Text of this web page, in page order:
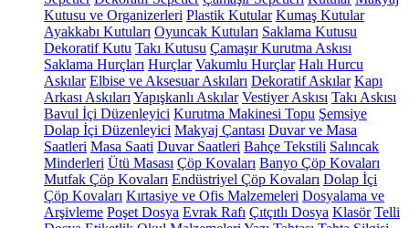
Kutusu ve Organizerleri Plastik Kutular Kumaş Kutular
Ayakkabı Kutuları Oyuncak Kutuları Saklama Kutusu
Dekoratif Kutu Takı Kutusu Çamaşır Kurutma Askısı
Saklama Hurçları Hurçlar Vakumlu Hurçlar Halı Hurcu
Askılar Elbise ve Aksesuar Askıları Dekoratif Askılar Kapı
Arkası Askıları Yapışkanlı Askılar Vestiyer Askısı Takı Askısı
Bavul İçi Düzenleyici Kurutma Makinesi Topu Şemsiye
Dolap İçi Düzenleyici Makyaj Çantası Duvar ve Masa
Saatleri Masa Saati Duvar Saatleri Bahçe Tekstili Salıncak
Minderleri Ütü Masası Çöp Kovaları Banyo Çöp Kovaları
Mutfak Çöp Kovaları Endüstriyel Çöp Kovaları Dolap İçi
Çöp Kovaları Kırtasiye ve Ofis Malzemeleri Dosyalama ve
Arşivleme Poşet Dosya Evrak Rafı Çıtçıtlı Dosya Klasör Telli